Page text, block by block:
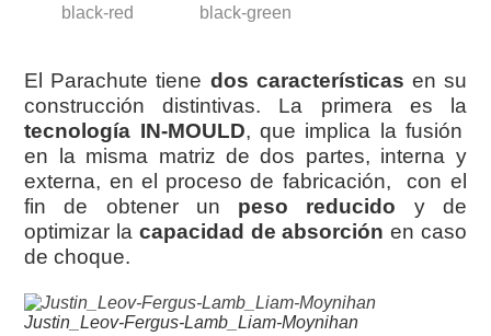
black-red
black-green
El Parachute tiene dos características en su
construcción distintivas. La primera es la
tecnología IN-MOULD, que implica la fusión
en la misma matriz de dos partes, interna y
externa, en el proceso de fabricación, con el
fin de obtener un peso reducido y de
optimizar la capacidad de absorción en caso
de choque.
Justin_Leov-Fergus-Lamb_Liam-Moynihan